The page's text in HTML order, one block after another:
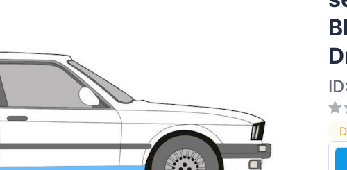
Honda
Hyundai
Iveco